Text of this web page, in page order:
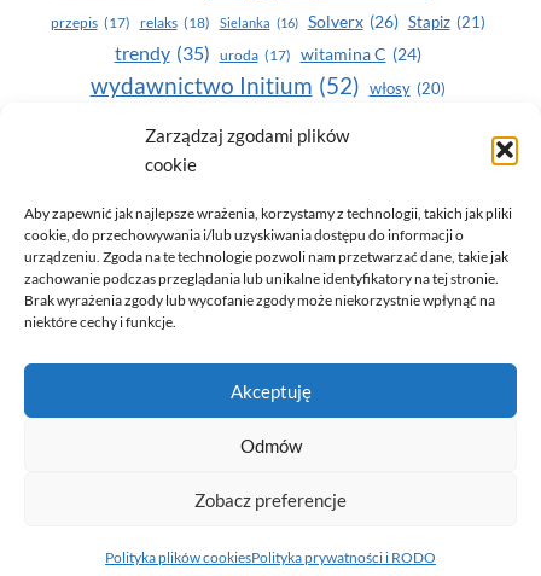
Zarządzaj zgodami plików
cookie
Aby zapewnić jak najlepsze wrażenia, korzystamy z technologii, takich jak pliki
cookie, do przechowywania i/lub uzyskiwania dostępu do informacji o
urządzeniu. Zgoda na te technologie pozwoli nam przetwarzać dane, takie jak
zachowanie podczas przeglądania lub unikalne identyfikatory na tej stronie.
Brak wyrażenia zgody lub wycofanie zgody może niekorzystnie wpłynąć na
niektóre cechy i funkcje.
Akceptuję
Odmów
Zobacz preferencje
Polityka plików cookiesPolityka prywatności i RODO
przepis (17) relaks (18) Sielanka (16) Solverx (26) Stapiz (21)
trendy (35) uroda (17) witamina C (24)
wydawnictwo Initium (52) włosy (20)
Yasumi(164) zdrowe zęby
zdrowie
© 2026 Only You - portal dla kobiet (uroda, moda, zdrowie)
opracowanie:AZDOBRESTRONY
Polityka prywatności i RODO
Polityka plików cookies (EU)